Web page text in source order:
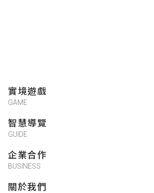
實境遊戲
GAME
智慧導覽
GUIDE
企業合作
BUSINESS
關於我們